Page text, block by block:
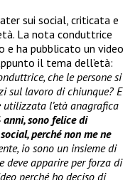
sui social, criticata e
La nota conduttrice
e ha pubblicato un video
il tema dell’età:
che le persone si
sul lavoro di chiunque? E
l’età anagrafica
sono felice di
perché non me ne
io sono un insieme di
deve apparire per forza di
perché ho deciso di